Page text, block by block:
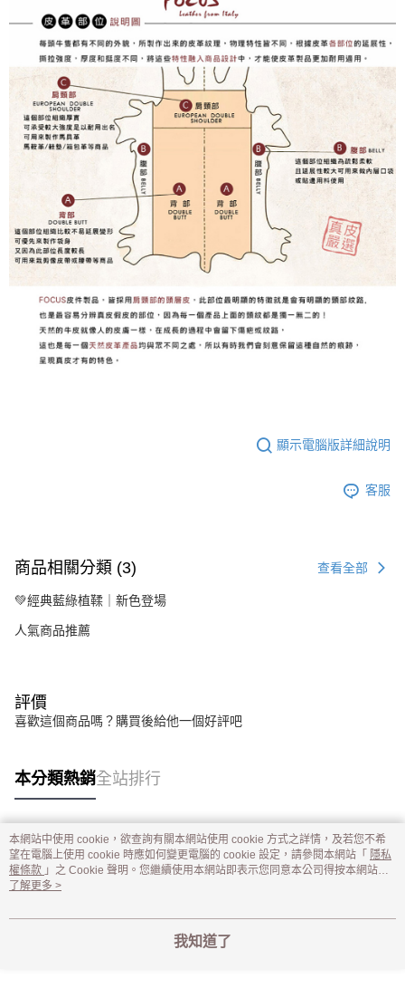
顯示電腦版詳細說明
客服
商品相關分類 (3) 查看全部
💚經典藍綠植鞣｜新色登場
人氣商品推薦
評價
喜歡這個商品嗎？購買後給他一個好評吧
本分類熱銷全站排行
熱門標籤
本網站中使用 cookie，欲查詢有關本網站使用 cookie 方式之詳情，及若您不希
望在電腦上使用 cookie 時應如何變更電腦的 cookie 設定，請參閱本網站「 隱私
權條款 」之 Cookie 聲明。您繼續使用本網站即表示您同意本公司得按本網站使
用條款之 Cookie 聲明使用 cookie。
了解更多 >
我知道了